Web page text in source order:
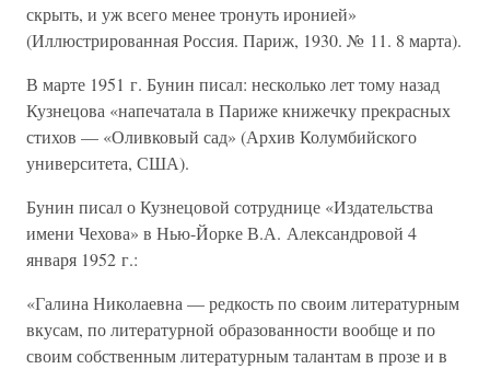
скрыть, и уж всего менее тронуть иронией»
(Иллюстрированная Россия. Париж, 1930. № 11. 8 марта).
В марте 1951 г. Бунин писал: несколько лет тому назад
Кузнецова «напечатала в Париже книжечку прекрасных
стихов — «Оливковый сад» (Архив Колумбийского
университета, США).
Бунин писал о Кузнецовой сотруднице «Издательства
имени Чехова» в Нью-Йорке В.А. Александровой 4
января 1952 г.:
«Галина Николаевна — редкость по своим литературным
вкусам, по литературной образованности вообще и по
своим собственным литературным талантам в прозе и в